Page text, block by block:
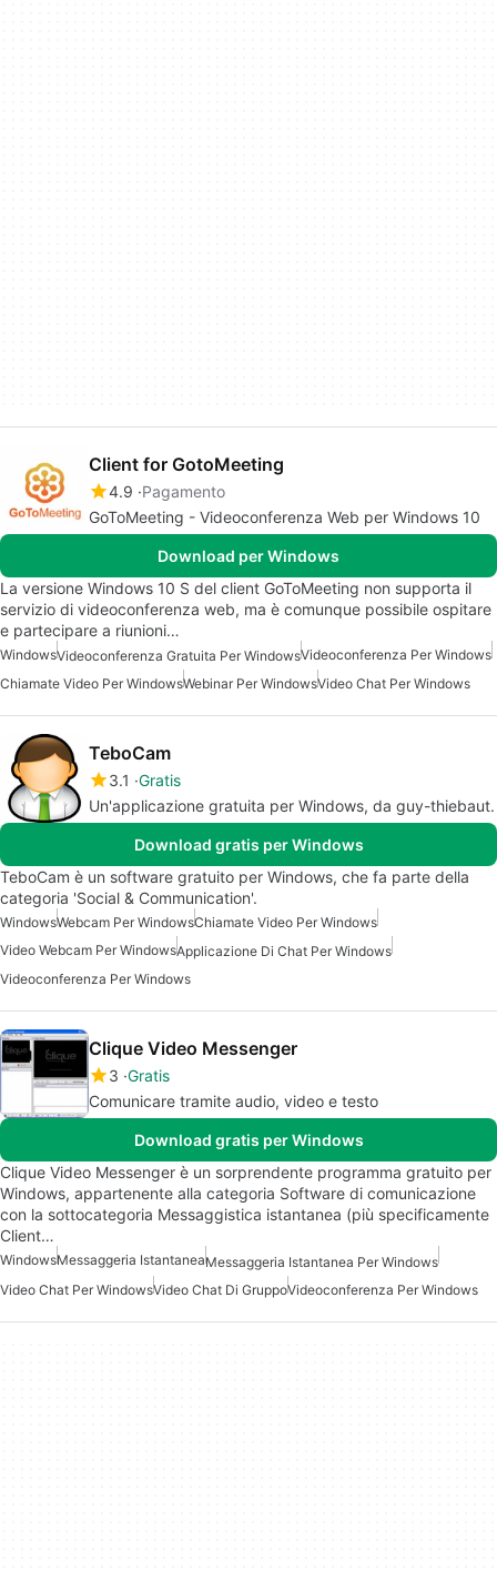
Client for GotoMeeting
4.9 Pagamento
GoToMeeting - Videoconferenza Web per Windows 10
Download per Windows
La versione Windows 10 S del client GoToMeeting non supporta il
servizio di videoconferenza web, ma è comunque possibile ospitare
e partecipare a riunioni…
WindowsVideoconferenza Gratuita Per WindowsVideoconferenza Per Windows
Chiamate Video Per WindowsWebinar Per WindowsVideo Chat Per Windows
TeboCam
3.1 Gratis
Un'applicazione gratuita per Windows, da guy-thiebaut.
Download gratis per Windows
TeboCam è un software gratuito per Windows, che fa parte della
categoria 'Social & Communication'.
WindowsWebcam Per WindowsChiamate Video Per Windows
Video Webcam Per WindowsApplicazione Di Chat Per Windows
Videoconferenza Per Windows
Clique Video Messenger
3 Gratis
Comunicare tramite audio, video e testo
Download gratis per Windows
Clique Video Messenger è un sorprendente programma gratuito per
Windows, appartenente alla categoria Software di comunicazione
con la sottocategoria Messaggistica istantanea (più specificamente
Client…
WindowsMessaggeria IstantaneaMessaggeria Istantanea Per Windows
Video Chat Per WindowsVideo Chat Di GruppoVideoconferenza Per Windows